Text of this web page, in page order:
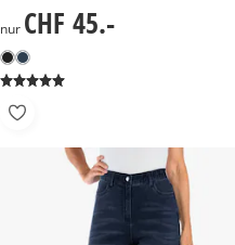
CHF 45.-
nur CHF 45.-